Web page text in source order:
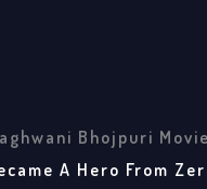
Bhojpuri Movie
A Hero From